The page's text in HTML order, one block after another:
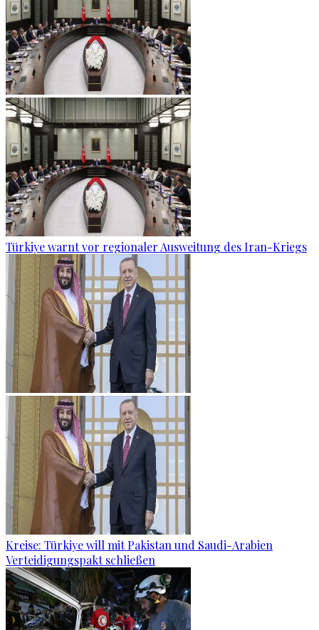
Türkiye warnt vor regionaler Ausweitung des Iran-Kriegs
Kreise: Türkiye will mit Pakistan und Saudi-Arabien
Verteidigungspakt schließen